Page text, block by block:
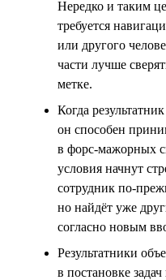
Нередко и таким
требуется
или другого
части лучше
метке.
Когда
он способен
в форс-мажорных
условия начнут
сотрудник по-
но найдёт уже
согласно новым
Результатники
в постановке